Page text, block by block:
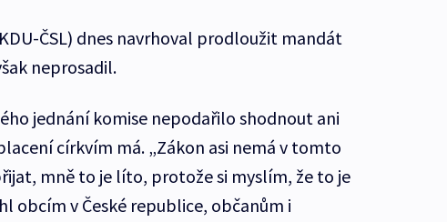
ČSL) dnes navrhoval prodloužit mandát
neprosadil.
jednání komise nepodařilo shodnout ani
církvím má. „Zákon asi nemá v tomto
mně to je líto, protože si myslím, že to je
obcím v České republice, občanům i